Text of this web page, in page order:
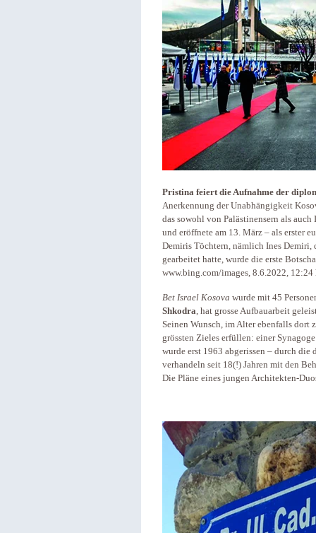
Pristina feiert die Aufnahme der
Anerkennung der Unabhängigkeit
das sowohl von Palästinensern als auch
und eröffnete am 13. März – als erster
Demiris Töchtern, nämlich Ines
gearbeitet hatte, wurde die erste
www.bing.com/images, 8.6.2022, 12:24
Bet Israel Kosova wurde mit 45
Shkodra, hat grosse Aufbauarbeit
Seinen Wunsch, im Alter ebenfalls dort
grössten Zieles erfüllen: einer
wurde erst 1963 abgerissen – durch
verhandeln seit 18(!) Jahren mit den
Die Pläne eines jungen Architekten-